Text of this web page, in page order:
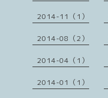
2014-11（1）
2014-08（2）
2014-04（1）
2014-01（1）